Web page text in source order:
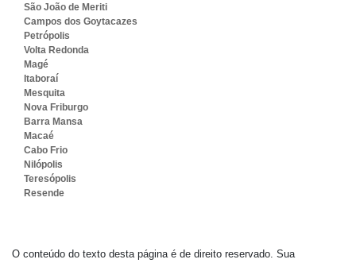
São João de Meriti
Campos dos Goytacazes
Petrópolis
Volta Redonda
Magé
Itaboraí
Mesquita
Nova Friburgo
Barra Mansa
Macaé
Cabo Frio
Nilópolis
Teresópolis
Resende
O conteúdo do texto desta página é de direito reservado. Sua